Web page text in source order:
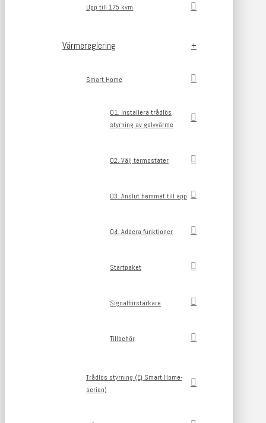
Upp till 175 kvm
Värmereglering
Smart Home
01. Installera trådlös
styrning av golvvärme
02. Välj termostater
03. Anslut hemmet till app
04. Addera funktioner
Startpaket
Signalförstärkare
Tillbehör
Trådlös styrning (Ej Smart Home-
serien)